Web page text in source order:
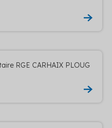
RGE CARHAIX PLOUG